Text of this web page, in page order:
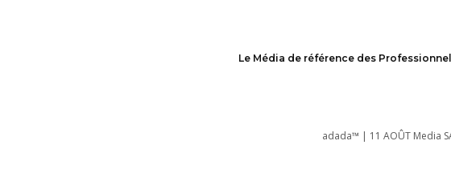
Le Média de référence des
adada™ | 11 AOÛT Media